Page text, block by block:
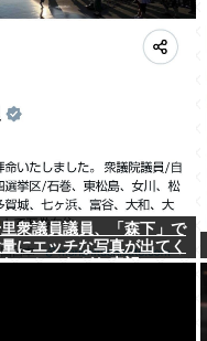
衆議員議員、「森下」で
にエッチな写真が出てく
」とひらがな表記に